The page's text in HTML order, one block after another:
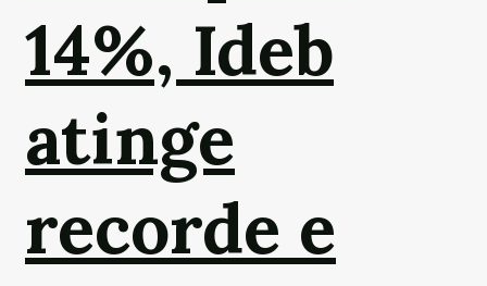
14%, Ideb
atinge
recorde e